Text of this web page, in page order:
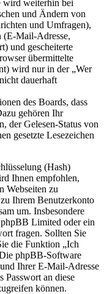
wird weiterhin bei
und Ändern von
und Umfragen),
(E-Mail-Adresse,
und gescheiterte
übermittelte
wird nur in der „Wer
dauerhaft
des Boards, dass
gehören Ihr
der Gelesen-Status von
gesetzte Lesezeichen
(Hash)
Ihnen empfohlen,
Webseiten zu
Ihrem Benutzerkonto
um. Insbesondere
Limited oder ein
fragen. Sollten Sie
die Funktion „Ich
phpBB-Software
Ihrer E-Mail-Adresse
Passwort an diese
können.